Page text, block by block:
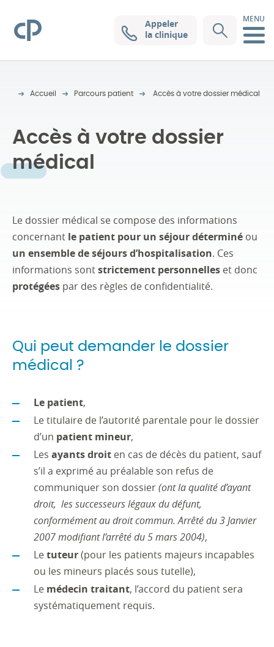
Clinique Pasteur
Appeler
la clinique
MENU
Accueil Parcours patient Accès à votre dossier médical
Accès à votre dossier
médical
Le dossier médical se compose des informations
concernant le patient pour un séjour déterminé ou
un ensemble de séjours d’hospitalisation. Ces
informations sontstrictement personnelles et donc
protégées par des règles de confidentialité.
Qui peut demander le dossier
médical ?
Le patient,
Le titulaire de l’autorité parentale pour le dossier
d’un patient mineur,
Les ayants droit en cas de décès du patient, sauf
s’il a exprimé au préalable son refus de
communiquer son dossier(ont la qualité d’ayant
droit, les successeurs légaux du défunt,
conformément au droit commun. Arrêté du 3 Janvier
2007 modifiant l’arrêté du 5 mars 2004),
Letuteur(pour les patients majeurs incapables
ou les mineurs placés sous tutelle),
Le médecin traitant, l’accord du patient sera
systématiquement requis.